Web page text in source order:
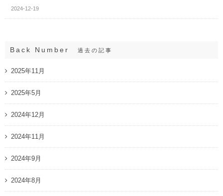
2024-12-19
Back Number 過去の記事
2025年11月
2025年5月
2024年12月
2024年11月
2024年9月
2024年8月